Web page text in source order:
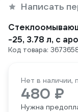
Написать
-25, 3.78 л, с
Код товара:
Нет в наличии,
480 ₽
Нужна